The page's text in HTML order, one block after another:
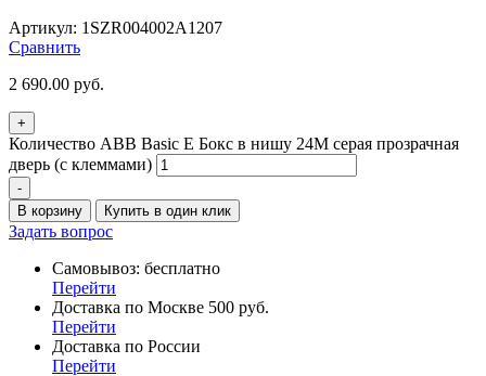
Артикул: 1SZR004002A1207
Сравнить
2 690.00 руб.
+
Количество ABB Basic E Бокс в нишу 24М серая прозрачная
дверь (c клеммами)
-
В корзину
Купить в один клик
Задать вопрос
Самовывоз: бесплатно
Перейти
Доставка по Москве 500 руб.
Перейти
Доставка по России
Перейти